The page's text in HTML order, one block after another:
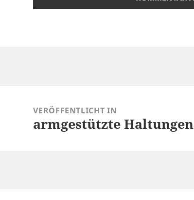
NavigationVERÖFFENTLICHT IN
armgestützte Haltungen